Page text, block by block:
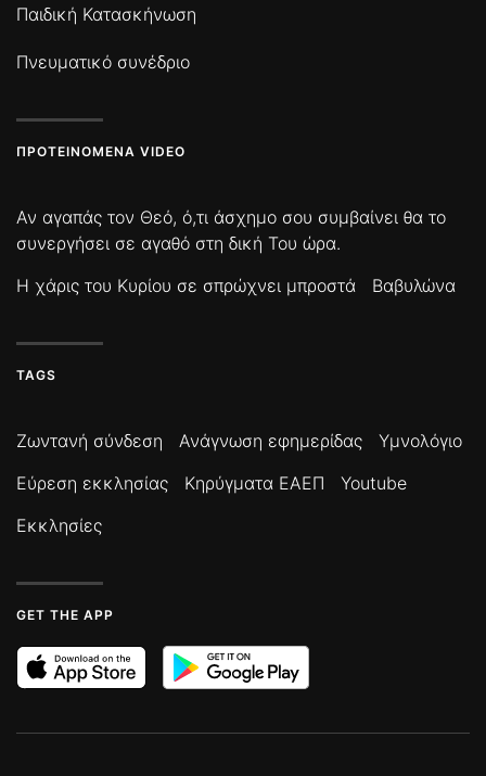
Παιδική Κατασκήνωση
Πνευματικό συνέδριο
ΠΡΟΤΕΙΝΌΜΕΝΑ VIDEO
Αν αγαπάς τον Θεό, ό,τι άσχημο σου συμβαίνει θα το
συνεργήσει σε αγαθό στη δική Του ώρα.
Η χάρις του Κυρίου σε σπρώχνει μπροστά
Βαβυλώνα
TAGS
Ζωντανή σύνδεση Ανάγνωση εφημερίδας
Υμνολόγιο
Εύρεση εκκλησίας
Κηρύγματα ΕΑΕΠ
Youtube
Εκκλησίες
GET THE APP